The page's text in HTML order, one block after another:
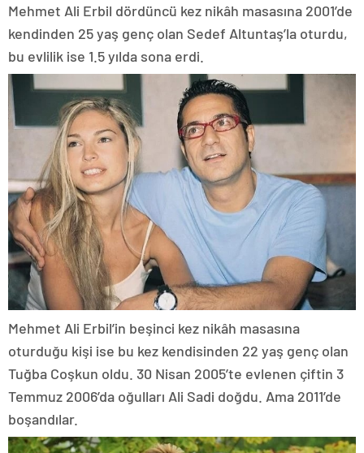
Mehmet Ali Erbil dördüncü kez nikâh masasına 2001’de
kendinden 25 yaş genç olan Sedef Altuntaş’la oturdu,
bu evlilik ise 1.5 yılda sona erdi.
Mehmet Ali Erbil’in beşinci kez nikâh masasına
oturduğu kişi ise bu kez kendisinden 22 yaş genç olan
Tuğba Coşkun oldu. 30 Nisan 2005’te evlenen çiftin 3
Temmuz 2006’da oğulları Ali Sadi doğdu. Ama 2011’de
boşandılar.